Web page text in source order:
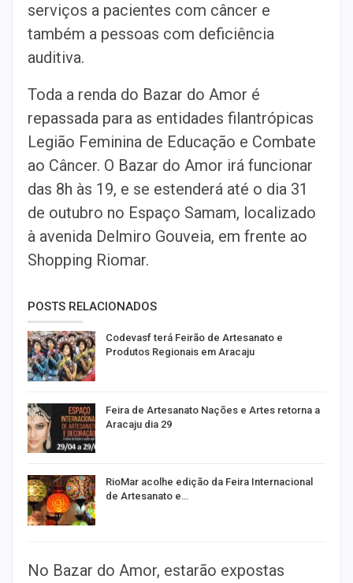
serviços a pacientes com câncer e
também a pessoas com deficiência
auditiva.
Toda a renda do Bazar do Amor é
repassada para as entidades filantrópicas
Legião Feminina de Educação e Combate
ao Câncer. O Bazar do Amor irá funcionar
das 8h às 19, e se estenderá até o dia 31
de outubro no Espaço Samam, localizado
à avenida Delmiro Gouveia, em frente ao
Shopping Riomar.
POSTS RELACIONADOS
Codevasf terá Feirão de Artesanato e
Produtos Regionais em Aracaju
Feira de Artesanato Nações e Artes retorna a
Aracaju dia 29
RioMar acolhe edição da Feira Internacional
de Artesanato e…
No Bazar do Amor, estarão expostas